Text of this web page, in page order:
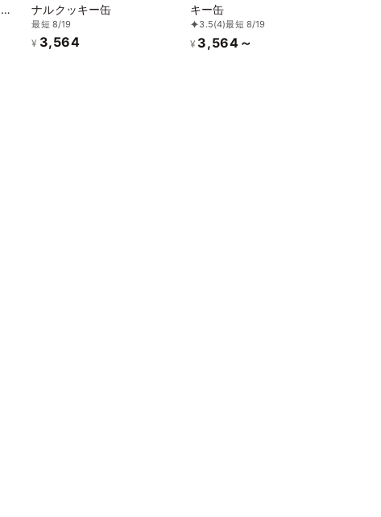
ナルクッキー缶
最短 8/19
¥ 3,564
キー缶
3.5(4)最短 8/19
¥ 3,564～